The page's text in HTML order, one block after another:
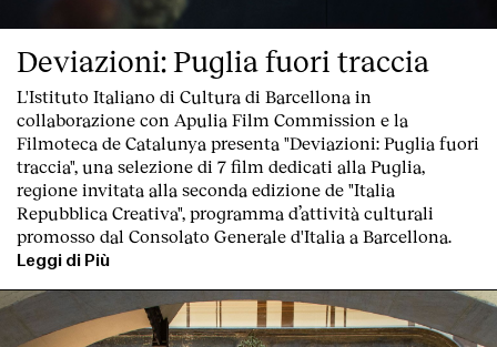
Deviazioni: Puglia fuori traccia
L'Istituto Italiano di Cultura di Barcellona in
collaborazione con Apulia Film Commission e la
Filmoteca de Catalunya presenta "Deviazioni: Puglia fuori
traccia" , una selezione di 7 film dedicati alla Puglia
regione invitata alla seconda edizione de "Italia
Repubblica Creativa", programma d’attività culturali
promosso dal Consolato Generale d'Italia a Barcellona.
Leggi di Più